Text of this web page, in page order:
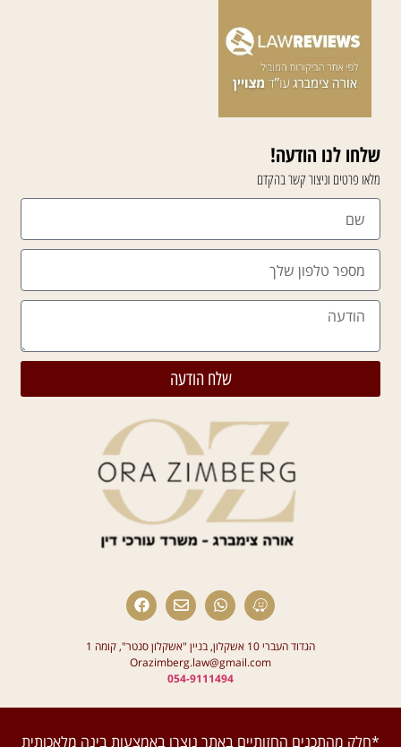
שלחו לנו הודעה!
מלאו פרטים וניצור קשר בהקדם
שלח הודעה
הגדוד העברי 10 אשקלון, בניין "אשקלון סנטר", קומה 1
Orazimberg.law@gmail.com
054-9111494
*חלק מהתכנים החזותיים באתר נוצרו באמצעות בינה מלאכותית